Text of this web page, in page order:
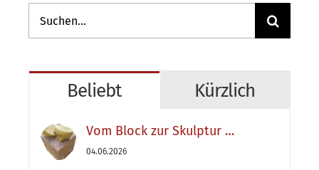
Suche
nach:
Beliebt Kürzlich
Vom Block zur Skulptur …
04.06.2026